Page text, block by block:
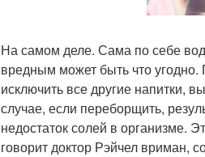
На самом деле. Сама по себе
вредным может быть что угодно.
исключить все другие напитки,
случае, если переборщить,
недостаток солей в организме.
говорит доктор Рэйчел вриман,